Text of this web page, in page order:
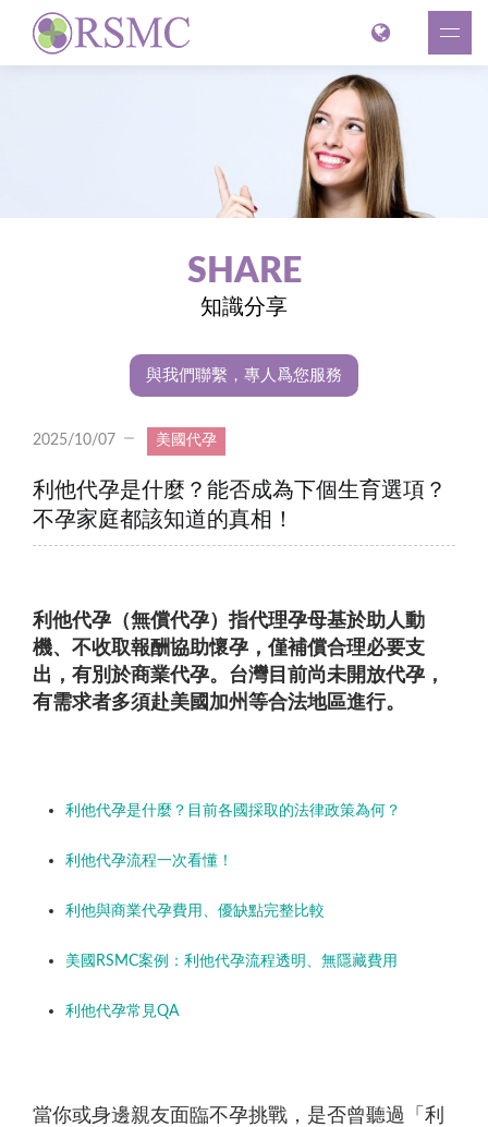
SHARE
知識分享
與我們聯繫，專人爲您服務
2025/10/07 美國代孕
利他代孕是什麼？能否成為下個生育選項？
不孕家庭都該知道的真相！
利他代孕（無償代孕）指代理孕母基於助人動
機、不收取報酬協助懷孕，僅補償合理必要支
出，有別於商業代孕。台灣目前尚未開放代孕，
有需求者多須赴美國加州等合法地區進行。
利他代孕是什麼？目前各國採取的法律政策為何？
利他代孕流程一次看懂！
利他與商業代孕費用、優缺點完整比較
美國RSMC案例：利他代孕流程透明、無隱藏費用
利他代孕常見QA
當你或身邊親友面臨不孕挑戰，是否曾聽過「利